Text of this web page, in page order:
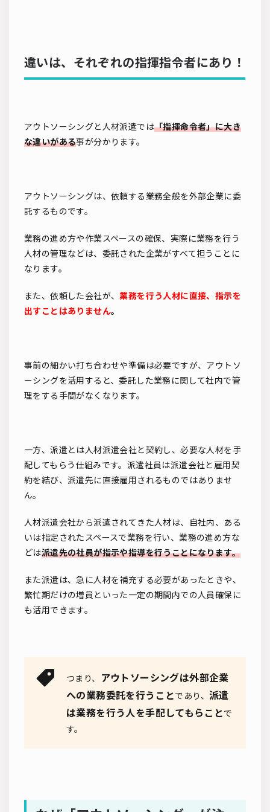
違いは、それぞれの指揮指令者にあり！
アウトソーシングと人材派遣では「指揮命令者」に大き
な違いがある事が分かります。
アウトソーシングは、依頼する業務全般を外部企業に委
託するものです。
業務の進め方や作業スペースの確保、実際に業務を行う
人材の管理などは、委託された企業がすべて担うことに
なります。
また、依頼した会社が、業務を行う人材に直接、指示を
出すことはありません。
事前の細かい打ち合わせや準備は必要ですが、アウトソ
ーシングを活用すると、委託した業務に関して社内で管
理をする手間がなくなります。
一方、派遣とは人材派遣会社と契約し、必要な人材を手
配してもらう仕組みです。派遣社員は派遣会社と雇用契
約を結び、派遣先に直接雇用されるものではありませ
ん。
人材派遣会社から派遣されてきた人材は、自社内、ある
いは指定されたスペースで業務を行い、業務の進め方な
どは派遣先の社員が指示や指導を行うことになります。
また派遣は、急に人材を補充する必要があったときや、
繁忙期だけの増員といった一定の期間内での人員確保に
も活用できます。
つまり、
アウトソーシングは外部企業
への業務委託を行うことであり、 派遣
は業務を行う人を手配してもらことで
す。